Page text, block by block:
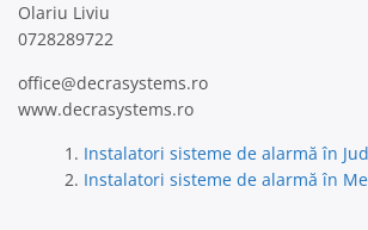
Olariu Liviu
0728289722
office@decrasystems.ro
www.decrasystems.ro
Instalatori sisteme de alarmă în
Instalatori sisteme de alarmă în